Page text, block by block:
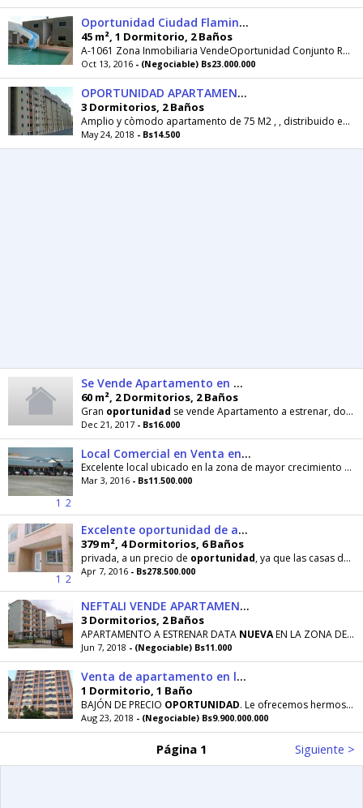
Oportunidad Ciudad Flamingo
45 m², 1 Dormitorio, 2 Baños
A-1061 Zona Inmobiliaria VendeOportunidad Conjunto Residencial
Oct 13, 2016 - (Negociable) Bs23.000.000
OPORTUNIDAD APARTAMENTO
3 Dormitorios, 2 Baños
Amplio y còmodo apartamento de 75 M2 , , distribuido en 3 habitaciones 2 baños 1 puesto de estacionamiento cocina empotrada,en Mdf Reja de...
May 24, 2018 - Bs14.500
Se Vende Apartamento en Mañongo Nuevo
60 m², 2 Dormitorios, 2 Baños
Gran oportunidad se vende Apartamento a estrenar, dos habitaciones , dos baños la cocina que sale
Dec 21, 2017 - Bs16.000
1 2
Local Comercial en Venta en Los Jarales San Diego codflex161471
Excelente local ubicado en la zona de mayor crecimiento de
Mar 3, 2016 - Bs11.500.000
1 2
Excelente oportunidad de adquirir casa en Prebo I
379 m², 4 Dormitorios, 6 Baños
privada, a un precio de oportunidad, ya que las casas de la zona cuestan lo mismo sin ser remodeladas
Apr 7, 2016 - Bs278.500.000
NEFTALI VENDE APARTAMENTO ABADIA PRECIO DE OPORTUNIDAD
3 Dormitorios, 2 Baños
APARTAMENTO A ESTRENAR DATA NUEVAEN LA ZONA DE SAN DIEGO EL INMUEBLE ESTA CONSTITUIDO POR SALA
Jun 7, 2018 - (Negociable) Bs11.000
Venta de apartamento en lomas del este OPORTUNIDAD
1 Dormitorio, 1 Baño
BAJÓN DE PRECIO OPORTUNIDAD. Le ofrecemos hermoso apartamento tipo estudio con impecable cocina
Aug 23, 2018 - (Negociable) Bs9.900.000.000
Página 1 Siguiente >